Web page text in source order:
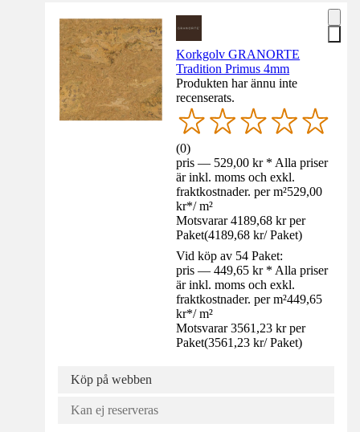
Korkgolv GRANORTE
Tradition Primus 4mm
Produkten har ännu inte
recenserats.
(0)
pris — 529,00 kr * Alla priser
är inkl. moms och exkl.
fraktkostnader. per m²529,00
kr*/ m²
Motsvarar 4189,68 kr per
Paket(4189,68 kr/ Paket)
Vid köp av 54 Paket:
pris — 449,65 kr * Alla priser
är inkl. moms och exkl.
fraktkostnader. per m²449,65
kr*/ m²
Motsvarar 3561,23 kr per
Paket(3561,23 kr/ Paket)
Köp på webben
Kan ej reserveras